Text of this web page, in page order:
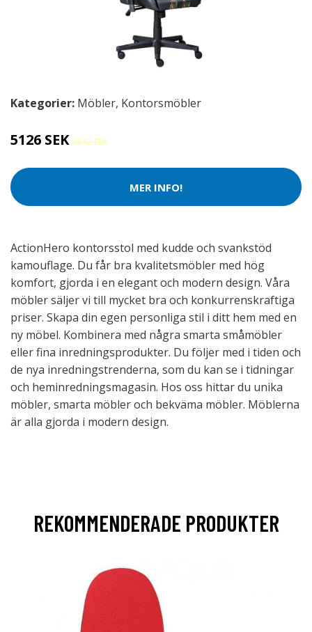
Kategorier: Möbler, Kontorsmöbler
5126 SEK 8542 SEK
MER INFO!
ActionHero kontorsstol med kudde och svankstöd
kamouflage. Du får bra kvalitetsmöbler med hög
komfort, gjorda i en elegant och modern design. Våra
möbler säljer vi till mycket bra och konkurrenskraftiga
priser. Skapa din egen personliga stil i ditt hem med en
ny möbel. Kombinera med några smarta småmöbler
eller fina inredningsprodukter. Du följer med i tiden och
de nya inredningstrenderna, som du kan se i tidningar
och heminredningsmagasin. Hos oss hittar du unika
möbler, smarta möbler och bekväma möbler. Möblerna
är alla gjorda i modern design.
REKOMMENDERADE PRODUKTER